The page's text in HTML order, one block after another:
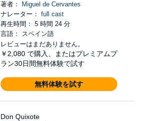
著者：
Miguel de Cervantes
ナレーター： full cast
再生時間： 5 時間 24 分
言語： スペイン語
レビューはまだありません。
￥2,080 で購入、またはプレミアムプ
ラン30日間無料体験で試す
無料体験を試す
Don Quixote